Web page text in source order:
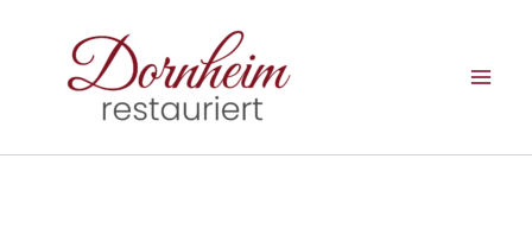
springen